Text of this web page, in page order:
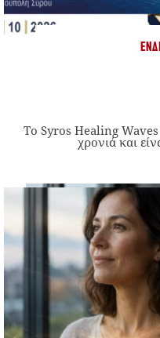
Το Syros Healing Waves
χρονιά και